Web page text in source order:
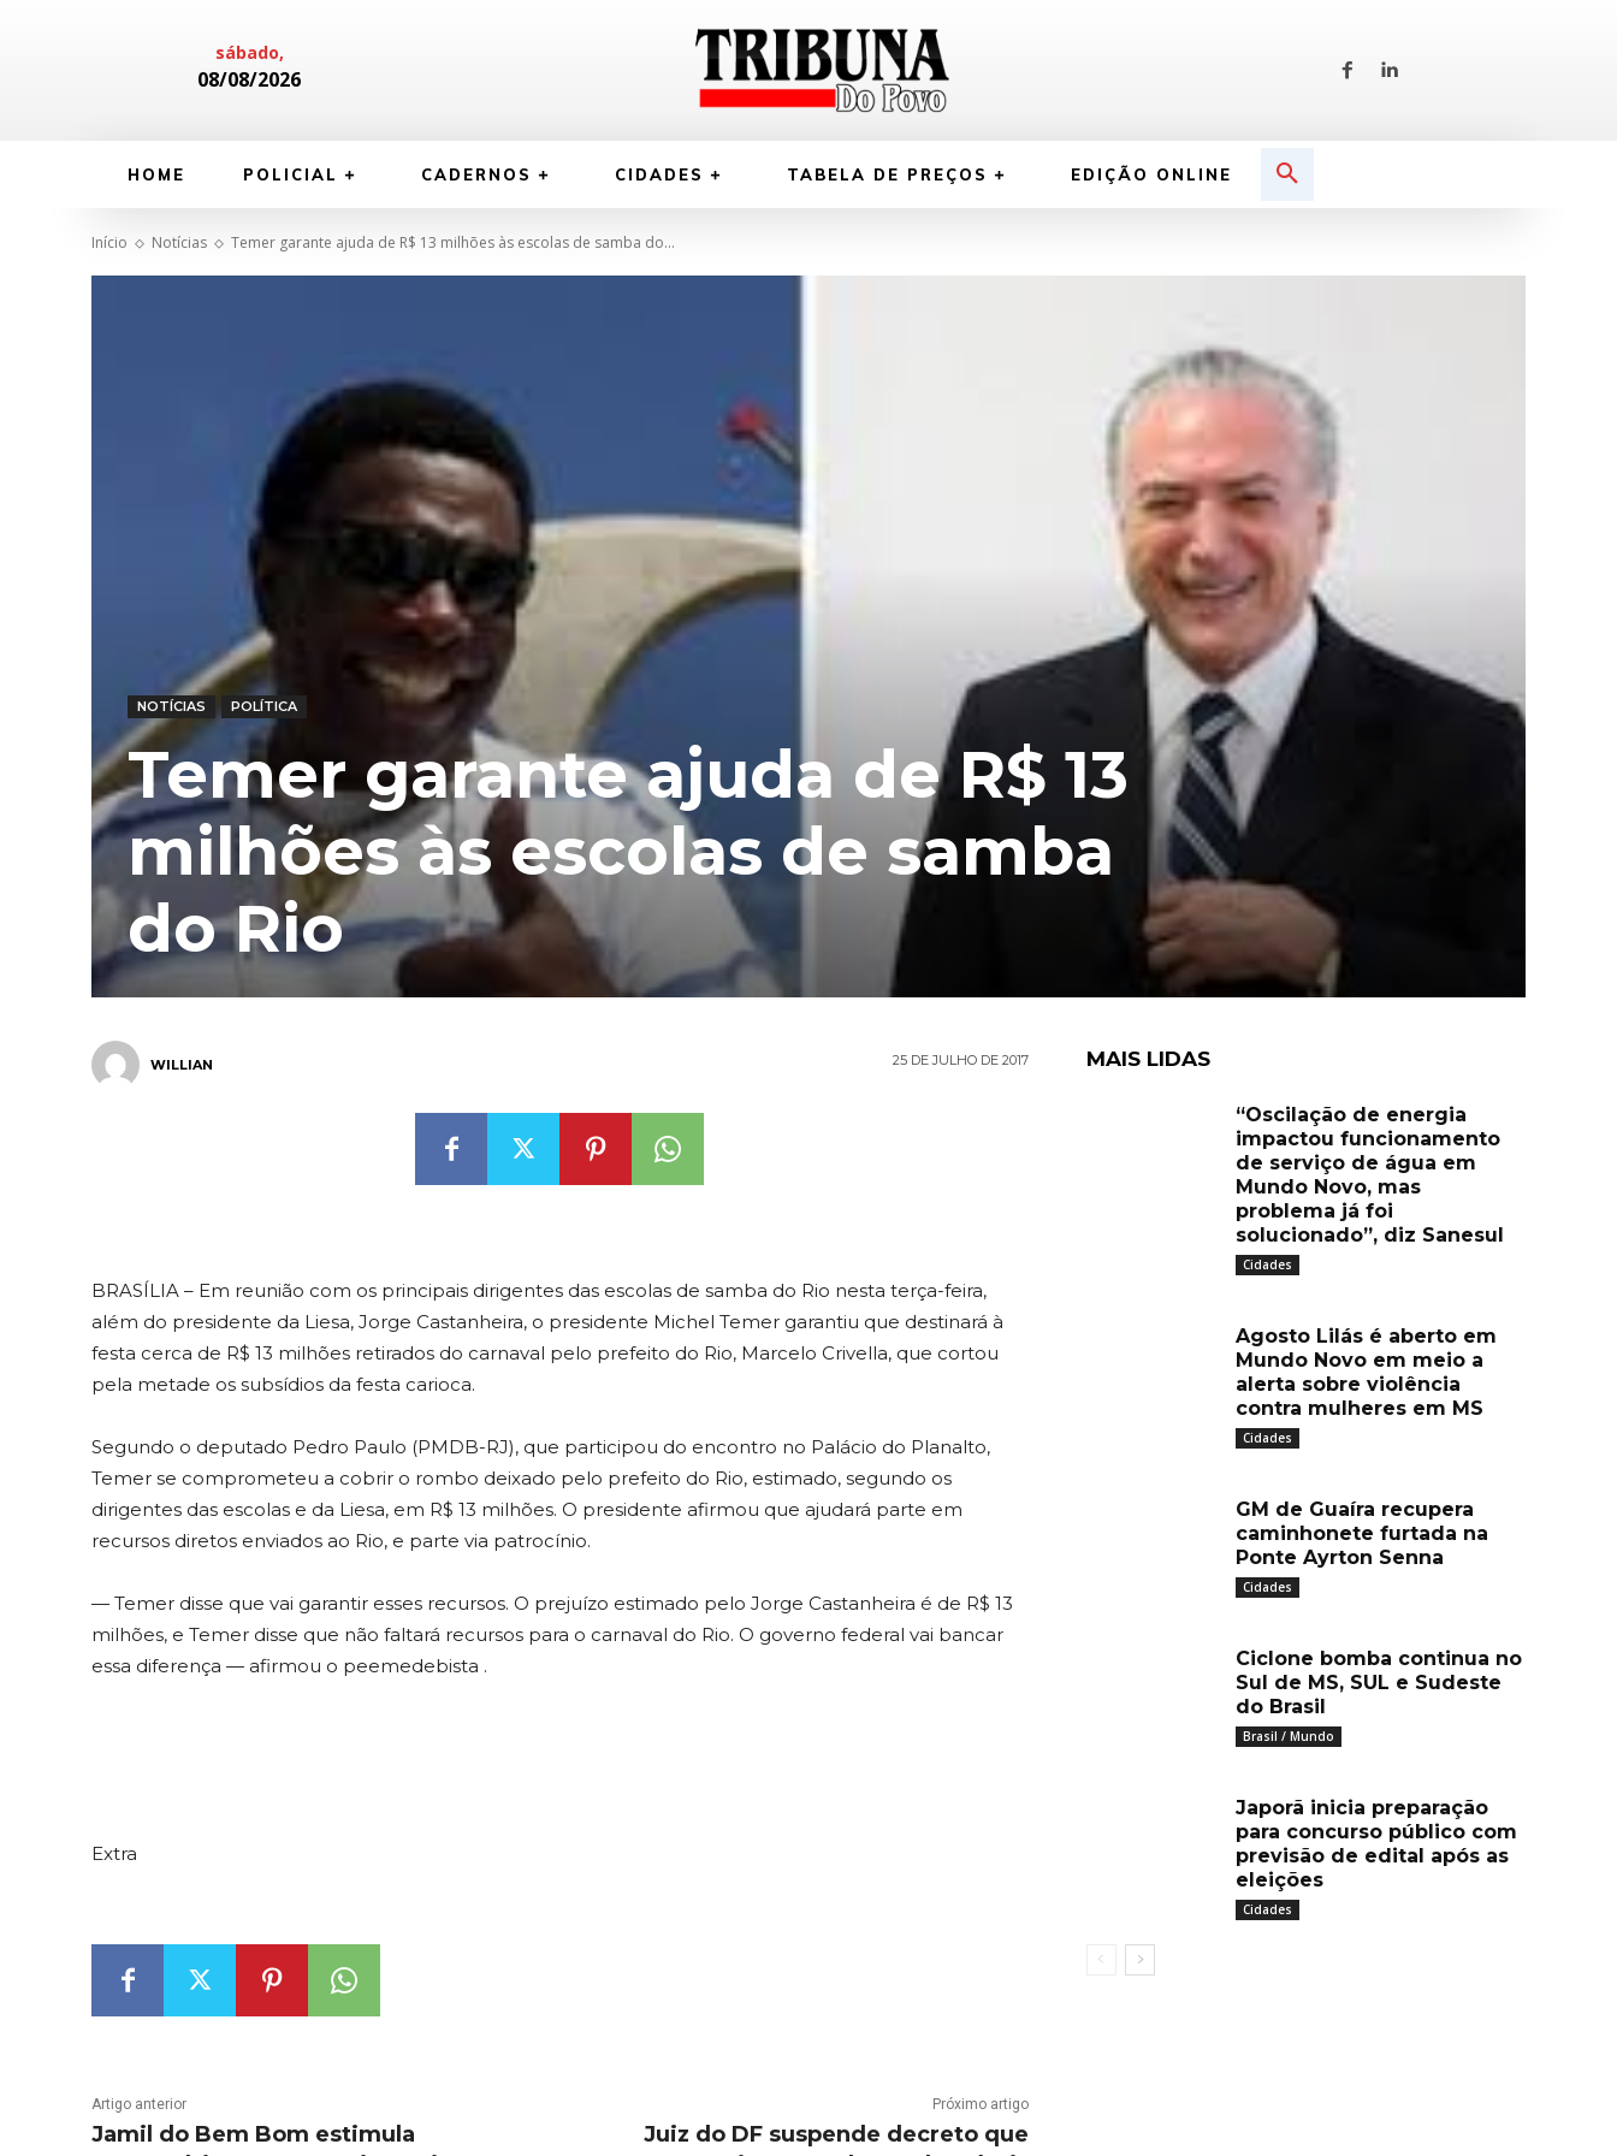
sábado,
08/08/2026
HOME POLICIAL CADERNOS CIDADES TABELA DE PREÇOS EDIÇÃO ONLINE
Início Notícias Temer garante ajuda de R$ 13 milhões às escolas de samba do...
NOTÍCIAS POLÍTICA
Temer garante ajuda de R$ 13
milhões às escolas de samba
do Rio
WILLIAN 25 DE JULHO DE 2017
BRASÍLIA – Em reunião com os principais dirigentes das escolas de samba do Rio nesta terça-feira,
além do presidente da Liesa, Jorge Castanheira, o presidente Michel Temer garantiu que destinará à
festa cerca de R$ 13 milhões retirados do carnaval pelo prefeito do Rio, Marcelo Crivella, que cortou
pela metade os subsídios da festa carioca.
Segundo o deputado Pedro Paulo (PMDB-RJ), que participou do encontro no Palácio do Planalto,
Temer se comprometeu a cobrir o rombo deixado pelo prefeito do Rio, estimado, segundo os
dirigentes das escolas e da Liesa, em R$ 13 milhões. O presidente afirmou que ajudará parte em
recursos diretos enviados ao Rio, e parte via patrocínio.
— Temer disse que vai garantir esses recursos. O prejuízo estimado pelo Jorge Castanheira é de R$ 13
milhões, e Temer disse que não faltará recursos para o carnaval do Rio. O governo federal vai bancar
essa diferença — afirmou o peemedebista .
Extra
Artigo anterior
Jamil do Bem Bom estimula
Próximo artigo
Juiz do DF suspende decreto que
MAIS LIDAS
“Oscilação de energia
impactou funcionamento
de serviço de água em
Mundo Novo, mas
problema já foi
solucionado”, diz Sanesul
Cidades
Agosto Lilás é aberto em
Mundo Novo em meio a
alerta sobre violência
contra mulheres em MS
Cidades
GM de Guaíra recupera
caminhonete furtada na
Ponte Ayrton Senna
Cidades
Ciclone bomba continua no
Sul de MS, SUL e Sudeste
do Brasil
Brasil / Mundo
Japorã inicia preparação
para concurso público com
previsão de edital após as
eleições
Cidades